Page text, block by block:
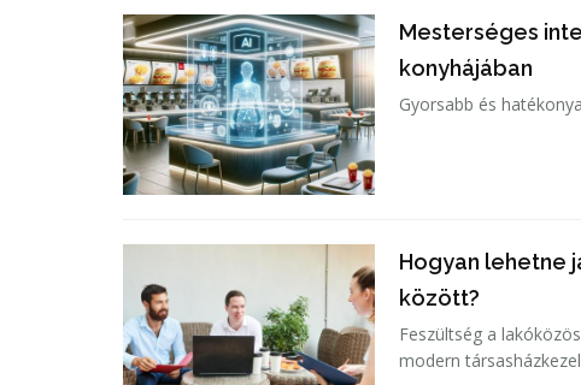
Mesterséges
konyhájában
Gyorsabb és
Hogyan lehetne
között?
Feszültség a
modern